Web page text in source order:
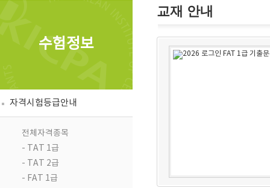
수험정보
자격시험등급안내
전체자격종목
- TAT 1급
- TAT 2급
- FAT 1급
교재 안내